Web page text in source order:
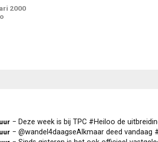
2000
− Deze week is bij TPC #Heiloo de uitbreiding
− @wandel4daagseAlkmaar deed vandaag #Heiloo